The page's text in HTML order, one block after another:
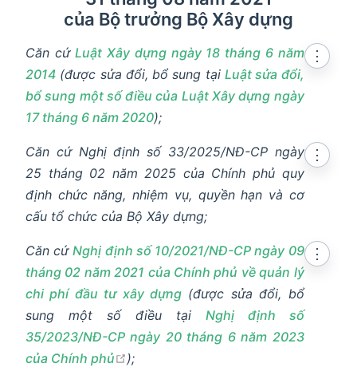
của Bộ trưởng Bộ Xây dựng
Căn cứLuật Xây dựng ngày 18 tháng 6 năm
2014 (được sửa đổi, bổ sung tạiLuật sửa đổi,
bổ sung một số điều của Luật Xây dựng ngày
17 tháng 6 năm 2020);
⋮
Căn cứ Nghị định số 33/2025/NĐ-CP ngày
25 tháng 02 năm 2025 của Chính phủ quy
định chức năng, nhiệm vụ, quyền hạn và cơ
cấu tổ chức của Bộ Xây dựng;
⋮
Căn cứNghị định số 10/2021/NĐ-CP ngày 09
tháng 02 năm 2021 của Chính phủ về quản lý
chi phí đầu tư xây dựng (được sửa đổi, bổ
sung một số điều tại Nghị định số
35/2023/NĐ-CP ngày 20 tháng 6 năm 2023
của Chính phủ
open in new window
);
⋮